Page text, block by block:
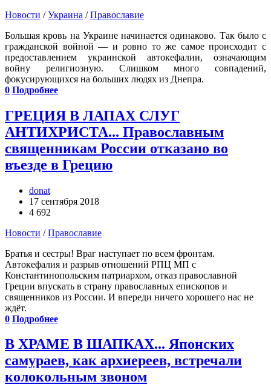
Новости /Украина /Православие
Большая кровь на Украине начинается одинаково. Так было с
гражданской войной — и ровно то же самое происходит с
предоставлением украинской автокефалии, означающим
войну религиозную. Слишком много совпадений,
фокусирующихся на больших людях из Днепра.
0 Подробнее
ГРЕЦИЯ В ЛАПАХ СЛУГ
АНТИХРИСТА... Православным
священникам России отказано во
въезде в Грецию
donat
17 сентября 2018
4 692
Новости /Православие
Братья и сестры! Враг наступает по всем фронтам.
Автокефалия и разрыв отношений РПЦ МП с
Константинопольским патриархом, отказ православной
Греции впускать в страну православных епископов и
священников из России. И впереди ничего хорошего нас не
ждёт.
0 Подробнее
В ХРАМЕ В ШАПКАХ... Японских
самураев, как архиереев, встречали
колокольным звоном